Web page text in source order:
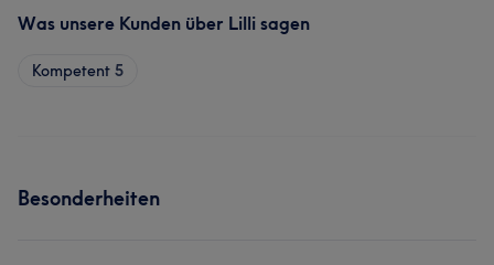
Was unsere Kunden über Lilli sagen
Kompetent 5
Besonderheiten